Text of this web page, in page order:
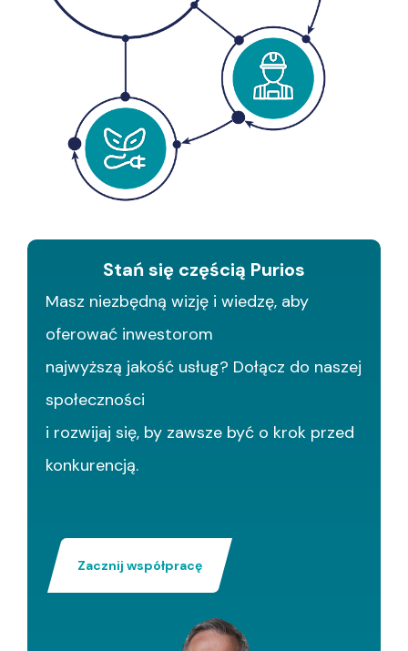
Stań się częścią Purios
Masz niezbędną wizję i wiedzę, aby
oferować inwestorom
najwyższą jakość usług? Dołącz do naszej
społeczności
i rozwijaj się, by zawsze być o krok przed
konkurencją.
Zacznij współpracę